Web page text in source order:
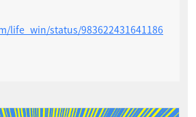
life_win/status/983622431641186